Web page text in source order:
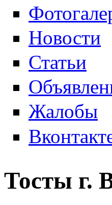
Новости
Статьи
Жалобы
Тосты г.